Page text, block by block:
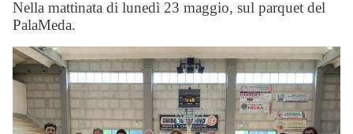
Nella mattinata di lunedì 23 maggio, sul parquet del
PalaMeda.